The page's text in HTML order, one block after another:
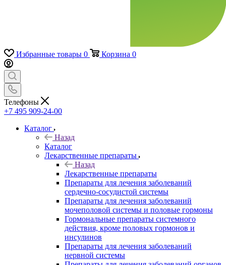
Избранные товары 0 Корзина 0
Телефоны
+7 495 909-24-00
Каталог
Назад
Каталог
Лекарственные препараты
Назад
Лекарственные препараты
Препараты для лечения заболеваний
сердечно-сосудистой системы
Препараты для лечения заболеваний
мочеполовой системы и половые гормоны
Гормональные препараты системного
действия, кроме половых гормонов и
инсулинов
Препараты для лечения заболеваний
нервной системы